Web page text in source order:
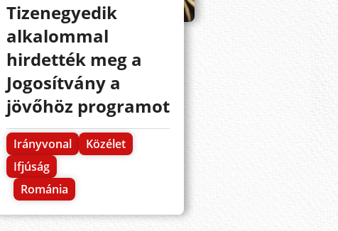
Tizenegyedik
alkalommal
hirdették meg a
Jogosítvány a
jövőhöz programot
Irányvonal
Közélet
Ifjúság
Románia